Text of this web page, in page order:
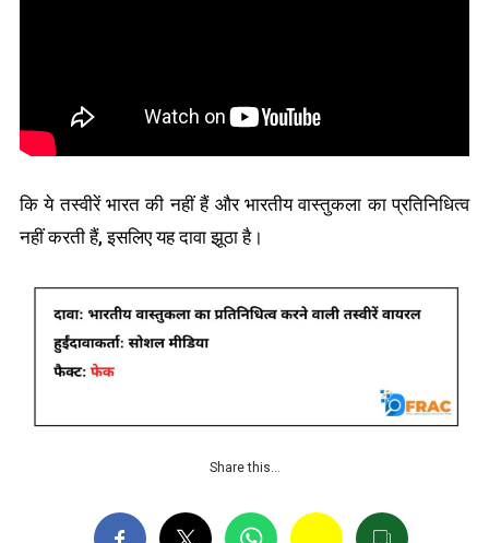
कि ये तस्वीरें भारत की नहीं हैं और भारतीय वास्तुकला का प्रतिनिधित्व
नहीं करती हैं, इसलिए यह दावा झूठा है।
Share this…